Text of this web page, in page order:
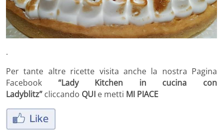
.
Per tante altre ricette visita anche la nostra Pagina
Facebook “Lady Kitchen in cucina con
Ladyblitz” cliccando QUI e metti MI PIACE